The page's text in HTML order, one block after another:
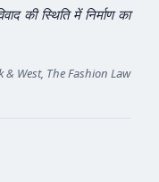
की स्थिति में निर्माण का
& West, The Fashion Law